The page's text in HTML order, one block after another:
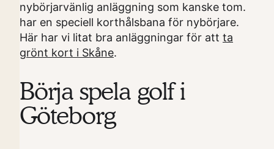
nybörjarvänlig anläggning som kanske tom.
har en speciell korthålsbana för nybörjare.
Här har vi litat bra anläggningar för att ta
grönt kort i Skåne.
Börja spela golf i
Göteborg